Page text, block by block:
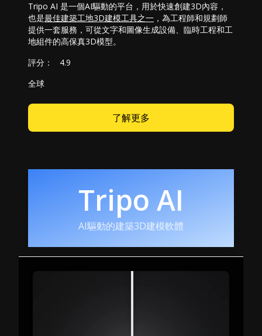
Tripo AI 是一個AI驅動的平台，用於快速創建3D內容，
也是最佳建築工地3D建模工具之一 ，為工程師和規劃師
提供一套服務，可從文字和圖像生成設備、臨時工程和工
地組件的高保真3D模型。
評分：
4.9
全球
了解更多
Tripo AI
AI驅動的建築3D建模軟體